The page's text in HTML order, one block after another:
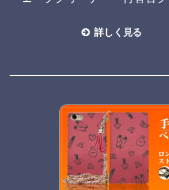
詳しく見る